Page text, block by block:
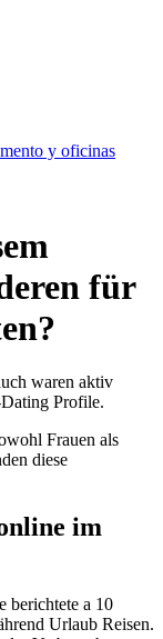
y oficinas
für
waren aktiv
Profile.
Frauen als
diese
im
berichtete a 10
Urlaub Reisen.